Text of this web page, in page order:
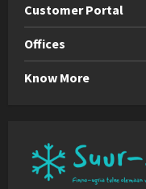
Customer Portal
Offices
Know More